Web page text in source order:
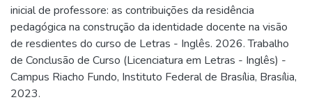
inicial de professore: as contribuições da residência
pedagógica na construção da identidade docente na visão
de resdientes do curso de Letras - Inglês. 2026. Trabalho
de Conclusão de Curso (Licenciatura em Letras - Inglês) -
Campus Riacho Fundo, Instituto Federal de Brasília, Brasília,
2023.